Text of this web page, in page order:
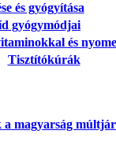
és gyógyítása
gyógymódjai
és
Tisztítókúrák
magyarság